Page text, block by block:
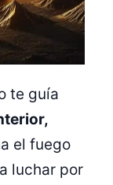
te guía
el fuego
luchar por